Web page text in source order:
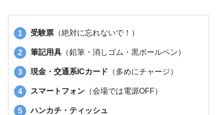
受験票 （絶対に忘れないで！）
筆記用具 （鉛筆・消しゴム・黒ボールペン）
現金・交通系ICカード （多めにチャージ）
スマートフォン （会場では電源OFF）
ハンカチ・ティッシュ